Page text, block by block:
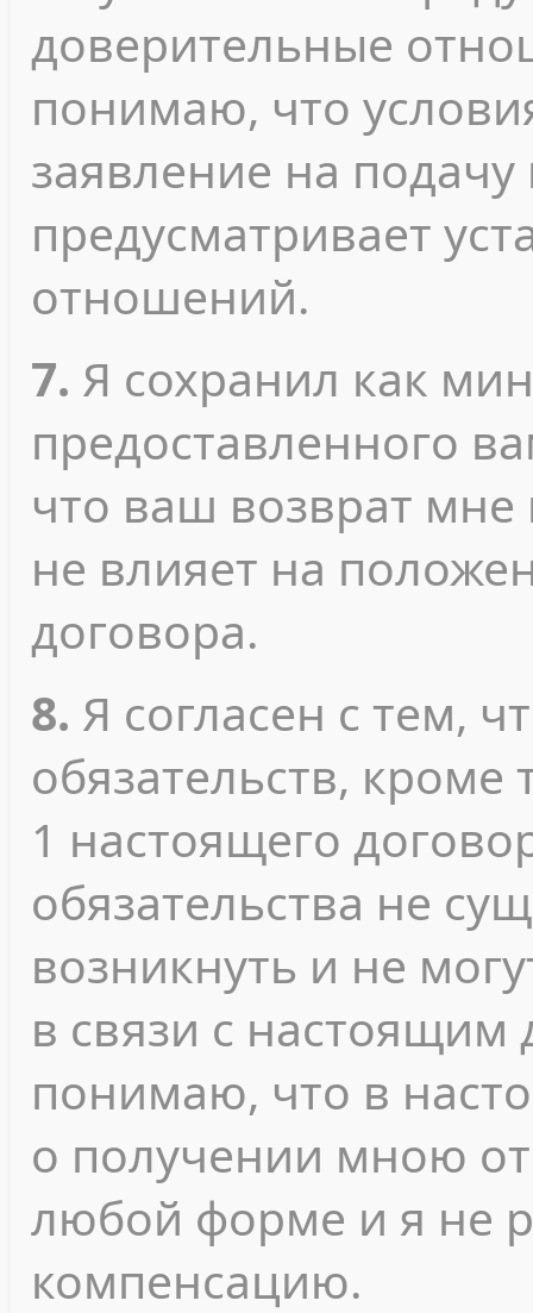
доверительные
понимаю, что
заявление на
предусматривает
отношений.
7. Я сохранил как
предоставленного
что ваш возврат
не влияет на
договора.
8. Я согласен с тем,
обязательств, кроме
1 настоящего
обязательства не
возникнуть и не
в связи с настоящим
понимаю, что в
о получении мною
любой форме и я не
компенсацию.